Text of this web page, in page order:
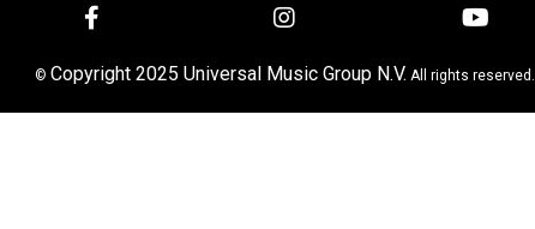
© Copyright 2025 Universal Music Group N.V. All rights reserved.